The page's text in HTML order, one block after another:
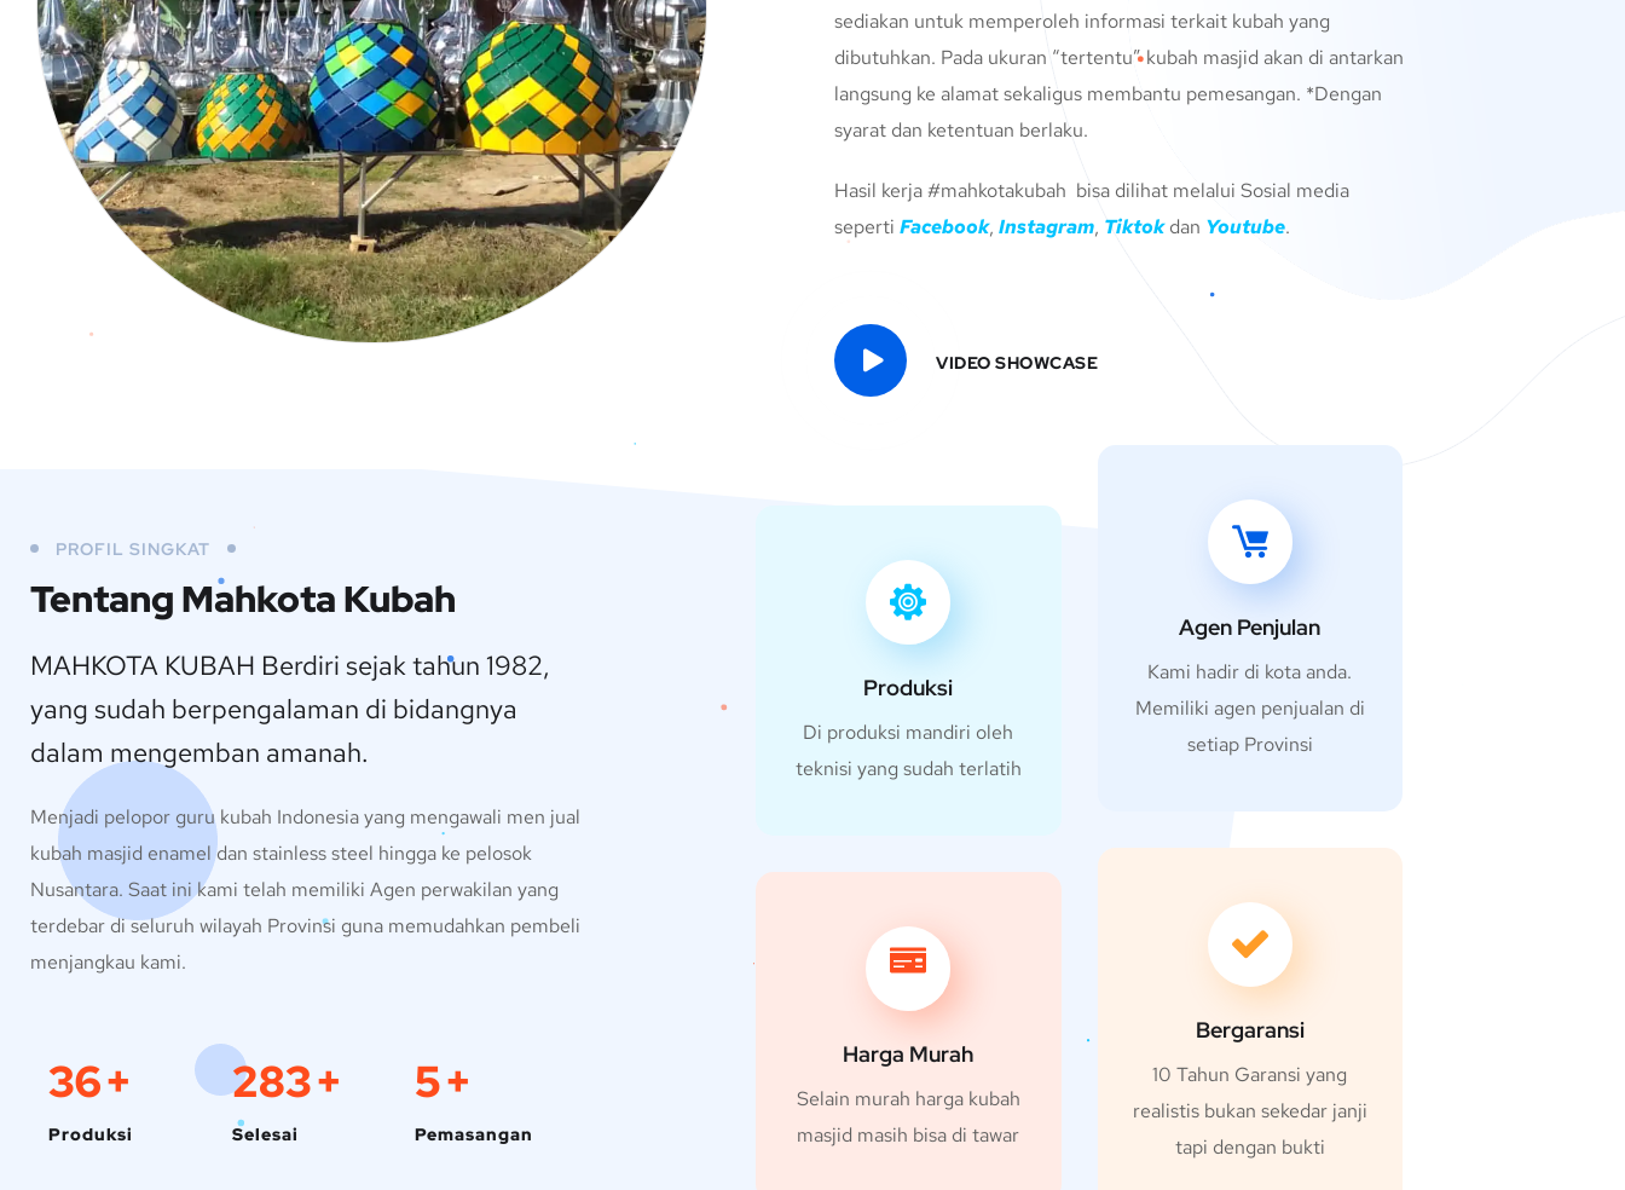
sediakan untuk memperoleh informasi terkait kubah yang
dibutuhkan. Pada ukuran “tertentu” kubah masjid akan di antarkan
langsung ke alamat sekaligus membantu pemesangan. *Dengan
syarat dan ketentuan berlaku.
Hasil kerja #mahkotakubah bisa dilihat melalui Sosial media
seperti Facebook, Instagram, Tiktokdan Youtube.
VIDEO SHOWCASE
PROFIL SINGKAT
Tentang Mahkota Kubah
MAHKOTA KUBAH Berdiri sejak tahun 1982,
yang sudah berpengalaman di bidangnya
dalam mengemban amanah.
Menjadi pelopor guru kubah Indonesia yang mengawali men jual
kubah masjid enamel dan stainless steel hingga ke pelosok
Nusantara. Saat ini kami telah memiliki Agen perwakilan yang
terdebar di seluruh wilayah Provinsi guna memudahkan pembeli
menjangkau kami.
58+
Produksi
450+
Selesai
9+
Pemasangan
Produksi
Di produksi mandiri oleh
teknisi yang sudah terlatih
Harga Murah
Selain murah harga kubah
masjid masih bisa di tawar
Agen Penjulan
Kami hadir di kota anda.
Memiliki agen penjualan di
setiap Provinsi
Bergaransi
10 Tahun Garansi yang
realistis bukan sekedar janji
tapi dengan bukti